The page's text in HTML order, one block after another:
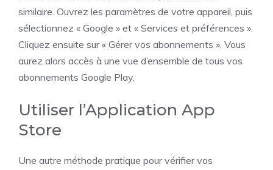
similaire. Ouvrez les paramètres de votre appareil, puis
sélectionnez « Google » et « Services et préférences ».
Cliquez ensuite sur « Gérer vos abonnements ». Vous
aurez alors accès à une vue d’ensemble de tous vos
abonnements Google Play.
Utiliser l’Application App
Store
Une autre méthode pratique pour vérifier vos